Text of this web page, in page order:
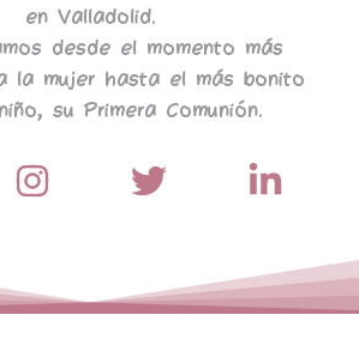
en Valladolid.
desde el momento más
la mujer hasta el más bonito
su Primera Comunión.